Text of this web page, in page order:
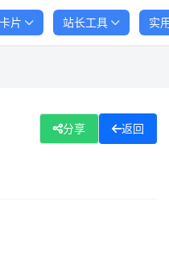
卡片 站长工具 实
分享 返回